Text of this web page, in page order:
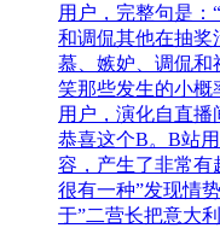
用户，完整句是：
和调侃其他在抽奖
慕、嫉妒、调侃和
笑那些发生的小概
用户，演化自直
恭喜这个B。B站
容，产生了非常有
很有一种”发现情
于”二营长把意大